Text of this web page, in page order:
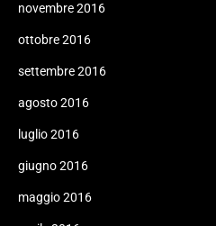
novembre 2016
ottobre 2016
settembre 2016
agosto 2016
luglio 2016
giugno 2016
maggio 2016